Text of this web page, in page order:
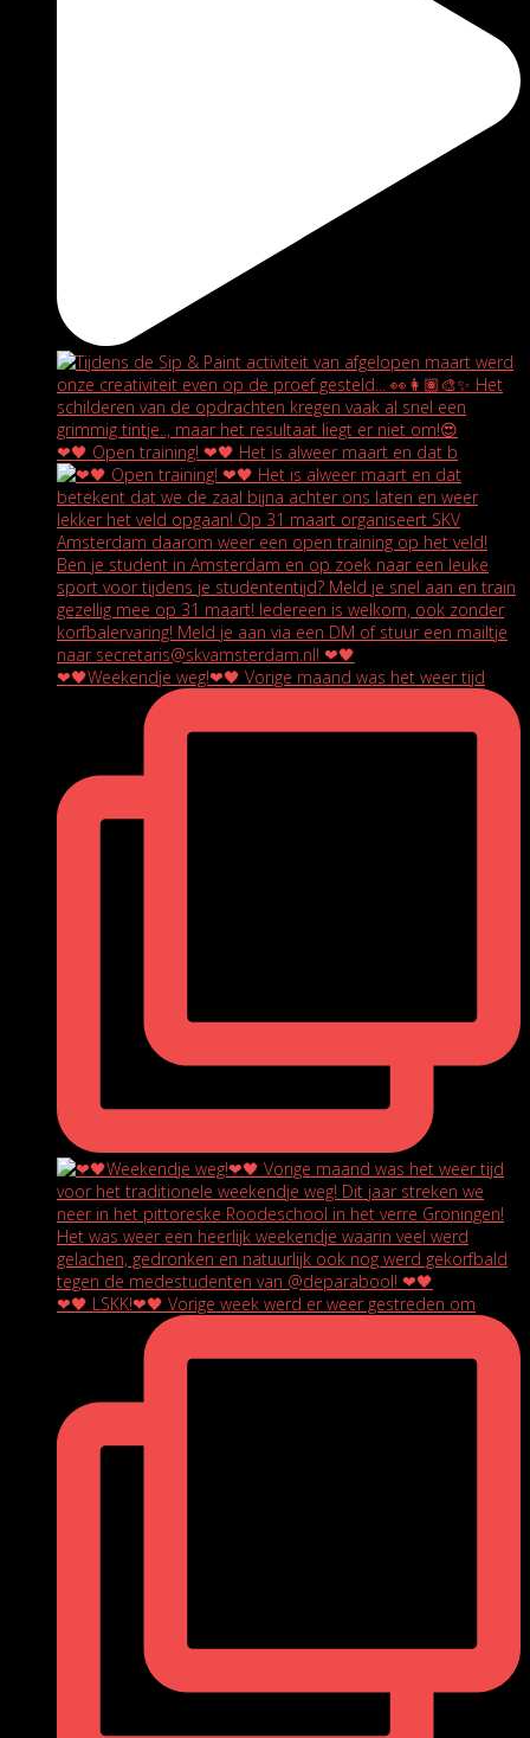
❤🖤 Open training! ❤🖤 Het is alweer maart en dat b
❤🖤Weekendje weg!❤🖤 Vorige maand was het weer tijd
❤🖤 LSKK!❤🖤 Vorige week werd er weer gestreden om